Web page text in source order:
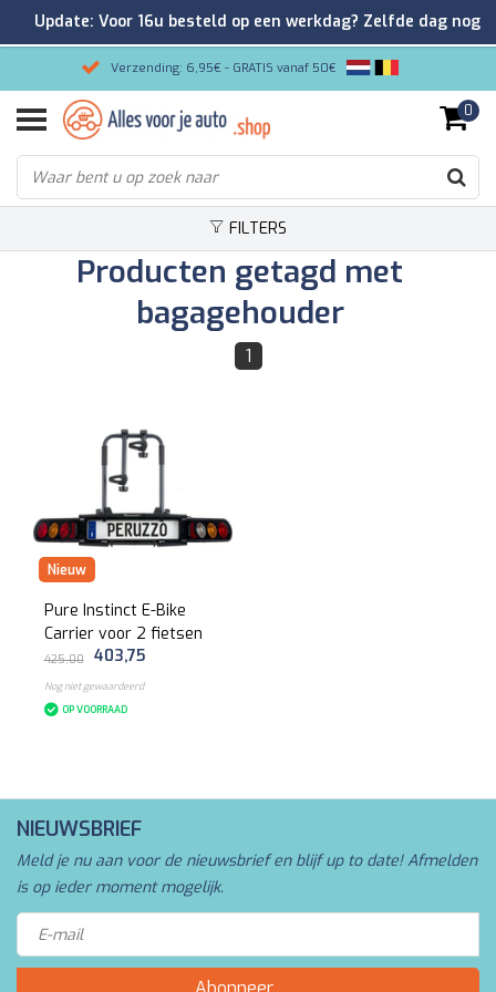
Verzending: 6,95€ - GRATIS vanaf 50€
Gemakkelijk bestellen/Veilig betalen
9.2/10 Klantenrating via Kiyoh!
0
FILTERS
Producten getagd met
bagagehouder
1
Nieuw
Pure Instinct E-Bike
Carrier voor 2 fietsen
425,00 403,75
Nog niet gewaardeerd
OP VOORRAAD
NIEUWSBRIEF
Meld je nu aan voor de nieuwsbrief en blijf up to date! Afmelden
is op ieder moment mogelijk.
Update: Voor 16u besteld op een werkdag? Zelfde dag nog
verzonden!